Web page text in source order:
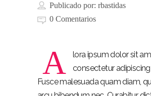
Publicado por: rbastidas
0 Comentarios
A
lora ipsum dolor sit
consectetur adipiscing
Fusce malesuada quam diam,